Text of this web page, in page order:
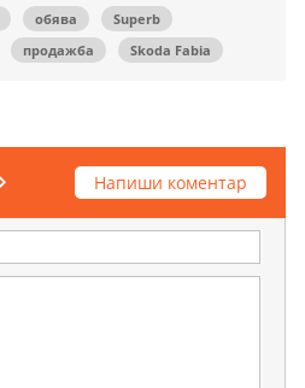
обява
Superb
продажба Skoda Fabia
Напиши коментар